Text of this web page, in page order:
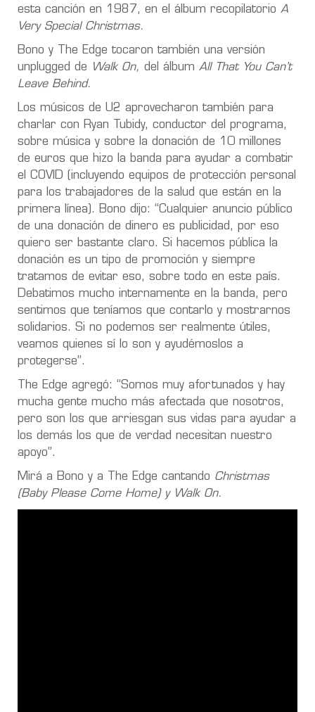
esta canción en 1987, en el álbum recopilatorio A
Very Special Christmas.
Bono y The Edge tocaron también una versión
unplugged de
Walk On, del álbum All That You Can’t
Leave Behind.
Los músicos de U2 aprovecharon también para
charlar con Ryan Tubidy, conductor del programa,
sobre música y sobre la donación de 10 millones
de euros que hizo la banda para ayudar a combatir
el COVID (incluyendo equipos de protección personal
para los trabajadores de la salud que están en la
primera línea). Bono dijo: “Cualquier anuncio público
de una donación de dinero es publicidad, por eso
quiero ser bastante claro. Si hacemos pública la
donación es un tipo de promoción y siempre
tratamos de evitar eso, sobre todo en este país.
Debatimos mucho internamente en la banda, pero
sentimos que teníamos que contarlo y mostrarnos
solidarios. Si no podemos ser realmente útiles,
veamos quienes sí lo son y ayudémoslos a
protegerse”.
The Edge agregó: “Somos muy afortunados y hay
mucha gente mucho más afectada que nosotros,
pero son los que arriesgan sus vidas para ayudar a
los demás los que de verdad necesitan nuestro
apoyo”.
Mirá a Bono y a The Edge cantando Christmas
(Baby Please Come Home) y Walk On.